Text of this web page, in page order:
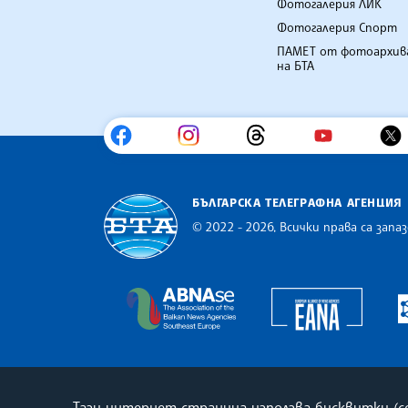
Фотогалерия ЛИК
Фотогалерия Спорт
ПАМЕТ от
на БТА
БЪЛГАРСКА ТЕЛЕГРАФНА АГЕНЦИЯ
© 2022 - 2026, Всички права са
The Assocoation of the